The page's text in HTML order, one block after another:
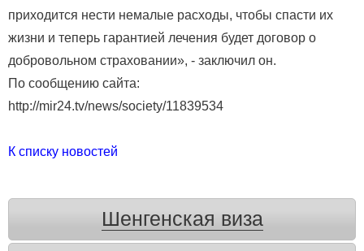
приходится нести немалые расходы, чтобы спасти их
жизни и теперь гарантией лечения будет договор о
добровольном страховании», - заключил он.
По сообщению сайта:
http://mir24.tv/news/society/11839534
К списку новостей
Шенгенская виза